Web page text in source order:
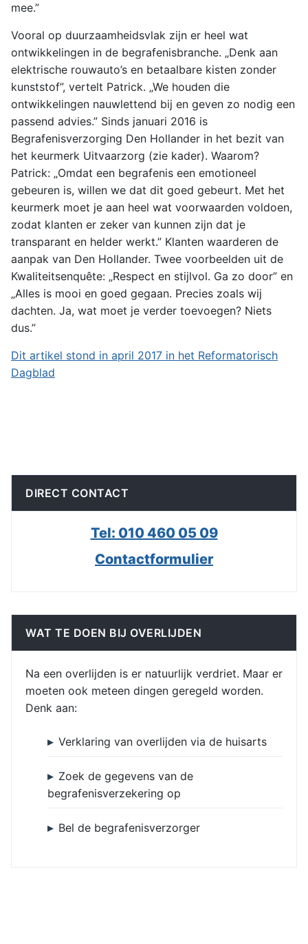
mee.”
Vooral op duurzaamheidsvlak zijn er heel wat
ontwikkelingen in de begrafenisbranche. „Denk aan
elektrische rouwauto’s en betaalbare kisten zonder
kunststof”, vertelt Patrick. „We houden die
ontwikkelingen nauwlettend bij en geven zo nodig een
passend advies.” Sinds januari 2016 is
Begrafenisverzorging Den Hollander in het bezit van
het keurmerk Uitvaarzorg (zie kader). Waarom?
Patrick: „Omdat een begrafenis een emotioneel
gebeuren is, willen we dat dit goed gebeurt. Met het
keurmerk moet je aan heel wat voorwaarden voldoen,
zodat klanten er zeker van kunnen zijn dat je
transparant en helder werkt.” Klanten waarderen de
aanpak van Den Hollander. Twee voorbeelden uit de
Kwaliteitsenquête: „Respect en stijlvol. Ga zo door” en
„Alles is mooi en goed gegaan. Precies zoals wij
dachten. Ja, wat moet je verder toevoegen? Niets
dus.”
Dit artikel stond in april 2017 in het Reformatorisch
Dagblad
DIRECT CONTACT
Tel: 010 460 05 09
Contactformulier
WAT TE DOEN BIJ OVERLIJDEN
Na een overlijden is er natuurlijk verdriet. Maar er
moeten ook meteen dingen geregeld worden.
Denk aan:
Verklaring van overlijden via de huisarts
Zoek de gegevens van de
begrafenisverzekering op
Bel de begrafenisverzorger